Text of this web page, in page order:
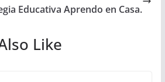
Educativa Aprendo en Casa.
Like